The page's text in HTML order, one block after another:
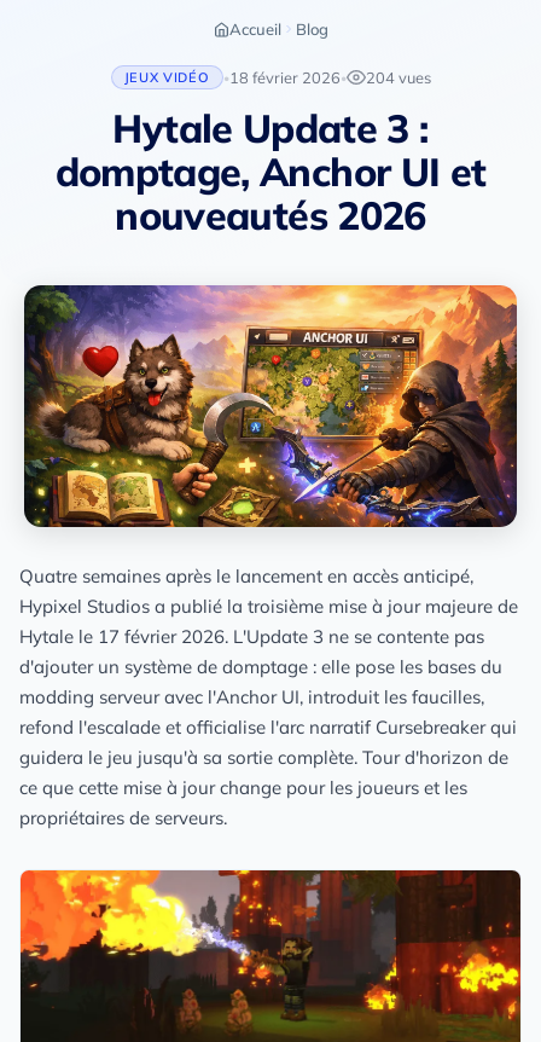
Accueil Blog
JEUX VIDÉO • 18 février 2026• 204 vues
Hytale Update 3 :
domptage, Anchor UI et
nouveautés 2026
Quatre semaines après le lancement en accès anticipé,
Hypixel Studios a publié la troisième mise à jour majeure de
Hytale le 17 février 2026. L'Update 3 ne se contente pas
d'ajouter un système de domptage : elle pose les bases du
modding serveur avec l'Anchor UI, introduit les faucilles,
refond l'escalade et officialise l'arc narratif Cursebreaker qui
guidera le jeu jusqu'à sa sortie complète. Tour d'horizon de
ce que cette mise à jour change pour les joueurs et les
propriétaires de serveurs.